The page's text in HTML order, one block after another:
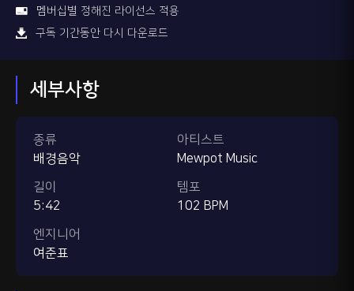
멤버십별 정해진 라이선스 적용
구독 기간동안 다시 다운로드
세부사항
종류
배경음악
길이
5:42
엔지니어
여준표
아티스트
Mewpot Music
템포
102 BPM